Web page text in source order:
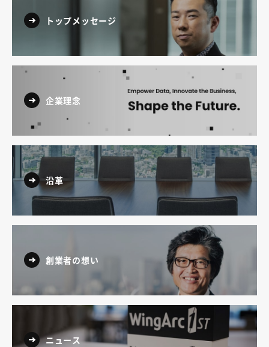
トップメッセージ
企業理念
沿革
創業者の想い
ニュース